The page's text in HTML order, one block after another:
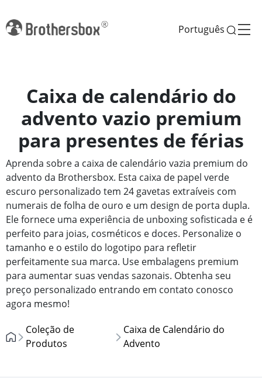
Português
Caixa de calendário do
advento vazio premium
para presentes de férias
Aprenda sobre a caixa de calendário vazia premium do
advento da Brothersbox. Esta caixa de papel verde
escuro personalizado tem 24 gavetas extraíveis com
numerais de folha de ouro e um design de porta dupla.
Ele fornece uma experiência de unboxing sofisticada e é
perfeito para joias, cosméticos e doces. Personalize o
tamanho e o estilo do logotipo para refletir
perfeitamente sua marca. Use embalagens premium
para aumentar suas vendas sazonais. Obtenha seu
preço personalizado entrando em contato conosco
agora mesmo!
Coleção de
Produtos
Caixa de Calendário do
Advento